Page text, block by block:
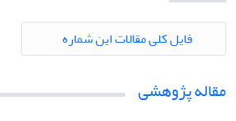
فایل کلی مقالات این شماره
مقاله پژوهشی